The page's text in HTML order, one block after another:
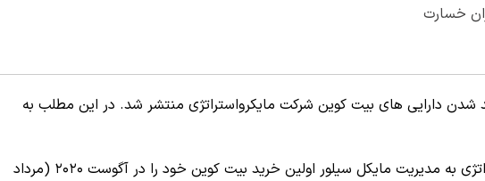
خسارت
شدن دارایی‌ های بیت کوین شرکت مایکرواستراتژی منتشر شد. در این مطلب به
به گزارش U.TODAY، شرکت مایکرواستراتژی به مدیریت مایکل سیلور اولین خرید بیت کوین خود را در آگوست 2020 (مرداد